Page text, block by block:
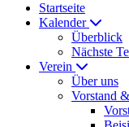
Startseite
Kalender
Überblick
Nächste
Verein
Über uns
Vorstand